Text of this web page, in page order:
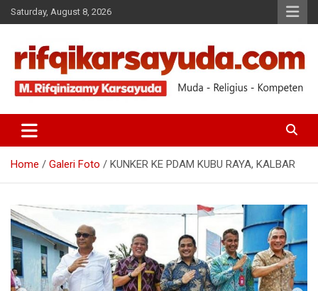
Saturday, August 8, 2026
RIFQI KARSAYUDA
Home Galeri Foto KUNKER KE PDAM KUBU RAYA, KALBAR